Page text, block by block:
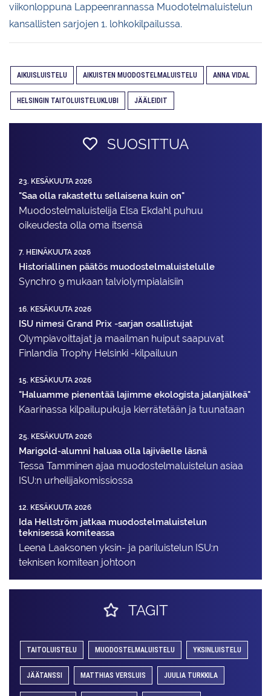
viikonloppuna Lappeenrannassa Muodotelmaluistelun
kansallisten sarjojen 1. lohkokilpailussa.
AIKUISLUISTELU AIKUISTEN MUODOSTELMALUISTELU ANNA VIDAL
HELSINGIN TAITOLUISTELUKLUBI JÄÄLEIDIT
SUOSITTUA
23. KESÄKUUTA 2026
"Saa olla rakastettu sellaisena kuin on"
Muodostelma­luistelija Elsa Ekdahl puhuu
oikeudesta olla oma itsensä
7. HEINÄKUUTA 2026
Historiallinen päätös muodostelmaluistelulle
Synchro 9 mukaan talviolympialaisiin
16. KESÄKUUTA 2026
ISU nimesi Grand Prix -sarjan osallistujat
Olympiavoittajat ja maailman huiput saapuvat
Finlandia Trophy Helsinki -kilpailuun
15. KESÄKUUTA 2026
"Haluamme pienentää lajimme ekologista jalanjälkeä"
Kaarinassa kilpailupukuja kierrätetään ja tuunataan
25. KESÄKUUTA 2026
Marigold-alumni haluaa olla lajiväelle läsnä
Tessa Tamminen ajaa muodostelma­luistelun asiaa
ISU:n urheilija­komissiossa
12. KESÄKUUTA 2026
Ida Hellström jatkaa muodostelmaluistelun
teknisessä komiteassa
Leena Laaksonen yksin- ja pariluistelun ISU:n
teknisen komitean johtoon
TAGIT
TAITOLUISTELU MUODOSTELMALUISTELU YKSINLUISTELU
JÄÄTANSSI MATTHIAS VERSLUIS JUULIA TURKKILA